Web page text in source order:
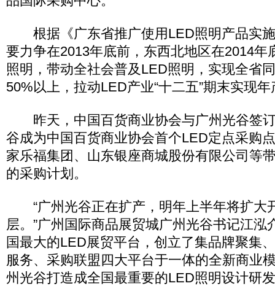
根据《广东省推广使用LED照明产品实施
要力争在2013年底前，东西北地区在2014年
照明，带动全社会普及LED照明，实现全省
50%以上，拉动LED产业“十二五”期末实现
昨天，中国百货商业协会与广州光谷签
谷成为中国百货商业协会首个LED定点采购
家乐福集团、山东银座商城股份有限公司等
的采购计划。
“广州光谷正在扩产，明年上半年将扩大
层。”广州国际商品展贸城广州光谷书记江泓
国最大的LED展贸平台，创立了集品牌聚集
服务、采购联盟四大平台于一体的全新商业
州光谷打造成全国最重要的LED照明设计研